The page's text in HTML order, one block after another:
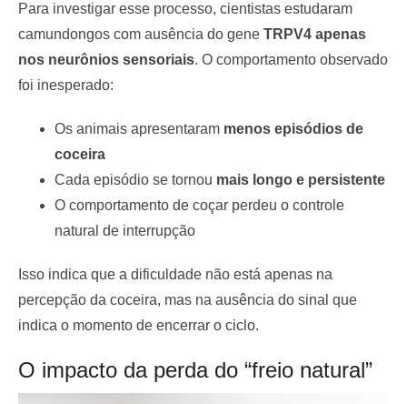
Para investigar esse processo, cientistas estudaram
camundongos com ausência do gene TRPV4 apenas
nos neurônios sensoriais. O comportamento observado
foi inesperado:
Os animais apresentaram menos episódios de
coceira
Cada episódio se tornou mais longo e persistente
O comportamento de coçar perdeu o controle
natural de interrupção
Isso indica que a dificuldade não está apenas na
percepção da coceira, mas na ausência do sinal que
indica o momento de encerrar o ciclo.
O impacto da perda do “freio natural”